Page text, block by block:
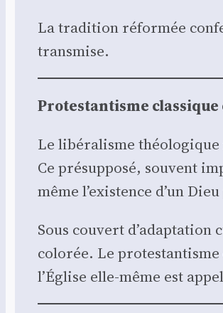
La tra­di­tion réfor­mée
trans­mise.
Pro­tes­tan­tisme
Le libé­ra­lisme
Ce pré­sup­po­sé, sou­vent
même l’existence d’un
Sous cou­vert
colo­rée. Le
l’Église elle-même est